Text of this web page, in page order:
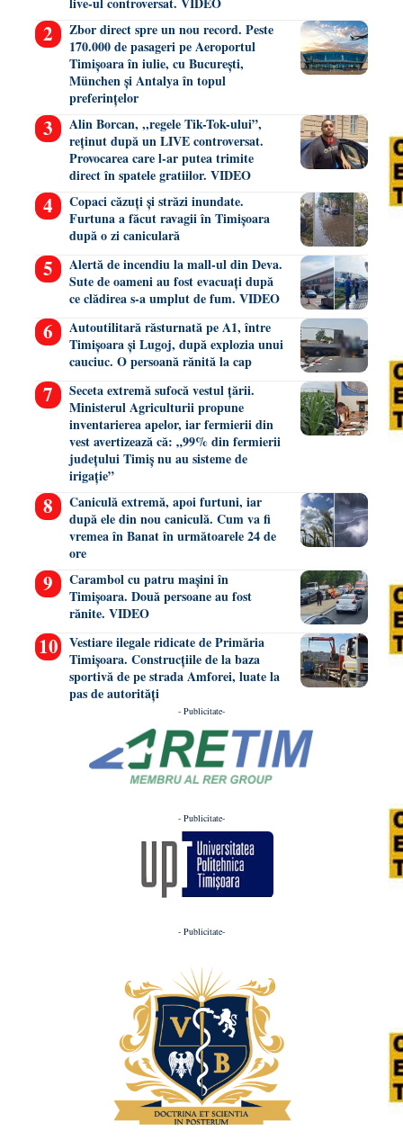
Zbor direct spre un nou record. Peste
170.000 de pasageri pe Aeroportul
Timișoara în iulie, cu București,
München și Antalya în topul
preferințelor
Alin Borcan, ,,regele Tik-Tok-ului”,
reținut după un LIVE controversat.
Provocarea care l-ar putea trimite
direct în spatele gratiilor. VIDEO
Copaci căzuți și străzi inundate.
Furtuna a făcut ravagii în Timișoara
după o zi caniculară
Alertă de incendiu la mall-ul din Deva.
Sute de oameni au fost evacuați după
ce clădirea s-a umplut de fum. VIDEO
Autoutilitară răsturnată pe A1, între
Timișoara și Lugoj, după explozia unui
cauciuc. O persoană rănită la cap
Seceta extremă sufocă vestul țării.
Ministerul Agriculturii propune
inventarierea apelor, iar fermierii din
vest avertizează că: „99% din fermierii
județului Timiș nu au sisteme de
irigație”
Caniculă extremă, apoi furtuni, iar
după ele din nou caniculă. Cum va fi
vremea în Banat în următoarele 24 de
ore
Carambol cu patru mașini în
Timișoara. Două persoane au fost
rănite. VIDEO
Vestiare ilegale ridicate de Primăria
Timișoara. Construcțiile de la baza
sportivă de pe strada Amforei, luate la
pas de autorități
- Publicitate-
- Publicitate-
- Publicitate-